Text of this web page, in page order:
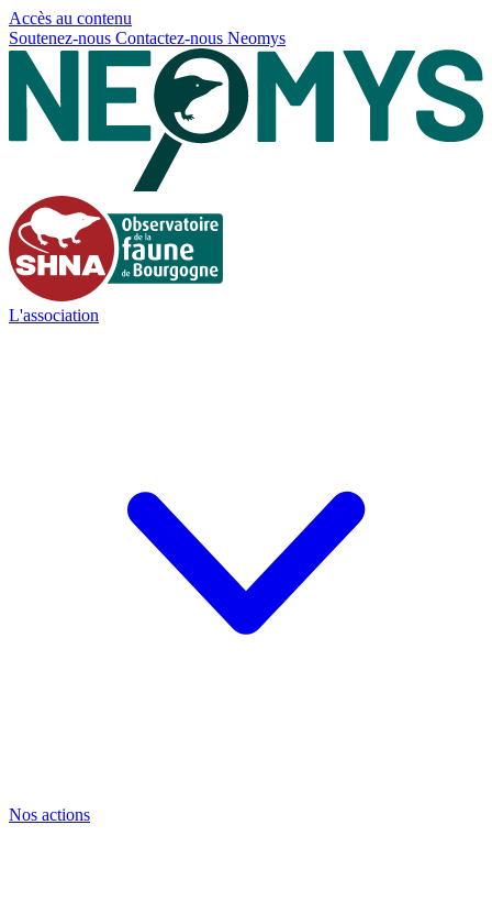
Accès au contenu
Soutenez-nous Contactez-nous Neomys
L'association
Nos actions
Panneau de gestion des cookies